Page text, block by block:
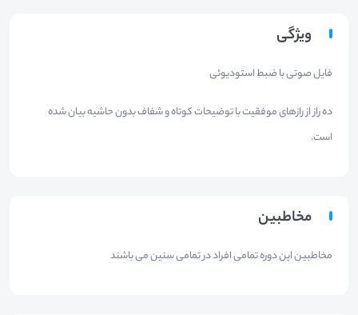
ویژگی
فایل صوتی با ضبط استودیوئی
ده راز از رازهای موفقیت با توضیحات کوتاه و شفاف بدون حاشیه بیان شده
است.
مخاطبین
مخاطبین این دوره تمامی افراد در تمامی سنین می باشند